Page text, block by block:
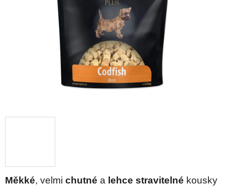
Měkké, velmi chutné a lehce stravitelné kousky